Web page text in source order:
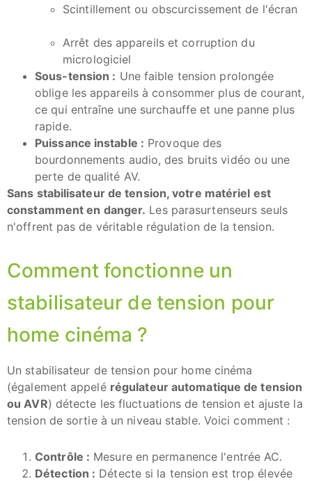
Scintillement ou obscurcissement de l'écran
Arrêt des appareils et corruption du
micrologiciel
Sous-tension : Une faible tension prolongée
oblige les appareils à consommer plus de courant,
ce qui entraîne une surchauffe et une panne plus
rapide.
Puissance instable : Provoque des
bourdonnements audio, des bruits vidéo ou une
perte de qualité AV.
Sans stabilisateur de tension, votre matériel est
constamment en danger. Les parasurtenseurs seuls
n'offrent pas de véritable régulation de la tension.
Comment fonctionne un
stabilisateur de tension pour
home cinéma ?
Un stabilisateur de tension pour home cinéma
(également appelé régulateur automatique de tension
ou AVR) détecte les fluctuations de tension et ajuste la
tension de sortie à un niveau stable. Voici comment :
Contrôle : Mesure en permanence l'entrée AC.
Détection : Détecte si la tension est trop élevée